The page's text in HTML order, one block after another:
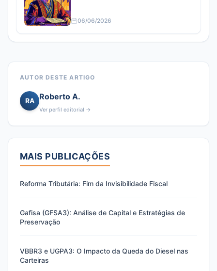
06/06/2026
AUTOR DESTE ARTIGO
RA Roberto A.
Ver perfil editorial →
MAIS PUBLICAÇÕES
Reforma Tributária: Fim da Invisibilidade Fiscal
Gafisa (GFSA3): Análise de Capital e Estratégias de
Preservação
VBBR3 e UGPA3: O Impacto da Queda do Diesel nas
Carteiras